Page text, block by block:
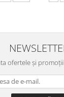
ofertele și